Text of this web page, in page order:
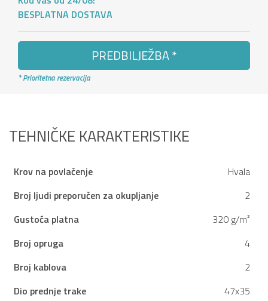
BESPLATNA DOSTAVA
PREDBILJEŽBA *
* Prioritetna rezervacija
TEHNIČKE KARAKTERISTIKE
Krov na povlačenje
Hvala
Broj ljudi preporučen za okupljanje
2
Gustoća platna
320 g/m²
Broj opruga
4
Broj kablova
2
Dio prednje trake
47x35